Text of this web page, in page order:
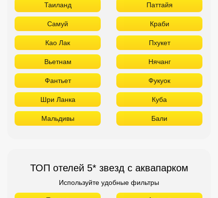
Таиланд Паттайя
Самуй Краби
Као Лак Пхукет
Вьетнам Нячанг
Фантьет Фукуок
Шри Ланка Куба
Мальдивы Бали
ТОП отелей 5* звезд с аквапарком
Используйте удобные фильтры